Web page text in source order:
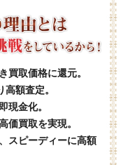
買取価格に還元。
額査定。
現金化。
価買取を実現。
スピーディーに高額